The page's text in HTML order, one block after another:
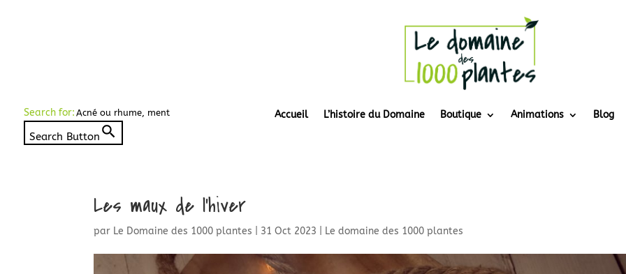
Search for:
Search Button
Accueil L’histoire du Domaine Boutique Animations Blog
Les maux de l’hiver
par Le Domaine des 1000 plantes 31 Oct 2023 Le domaine des 1000 plantes